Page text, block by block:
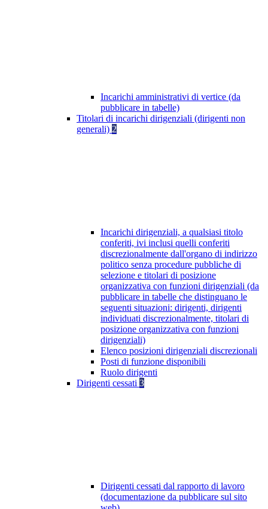
Incarichi amministrativi di vertice (da
pubblicare in tabelle)
Titolari di incarichi dirigenziali (dirigenti non
generali) 2
Incarichi dirigenziali, a qualsiasi titolo
conferiti, ivi inclusi quelli conferiti
discrezionalmente dall'organo di indirizzo
politico senza procedure pubbliche di
selezione e titolari di posizione
organizzativa con funzioni dirigenziali (da
pubblicare in tabelle che distinguano le
seguenti situazioni: dirigenti, dirigenti
individuati discrezionalmente, titolari di
posizione organizzativa con funzioni
dirigenziali)
Elenco posizioni dirigenziali discrezionali
Posti di funzione disponibili
Ruolo dirigenti
Dirigenti cessati 3
Dirigenti cessati dal rapporto di lavoro
(documentazione da pubblicare sul sito